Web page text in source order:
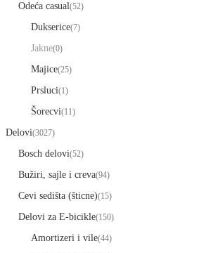
Odeća casual(52)
Dukserice(7)
Jakne(0)
Majice(25)
Prsluci(1)
Šorecvi(11)
Delovi(3027)
Bosch delovi(52)
Bužiri, sajle i creva(94)
Cevi sedišta (šticne)(15)
Delovi za E-bicikle(150)
Amortizeri i vile(44)